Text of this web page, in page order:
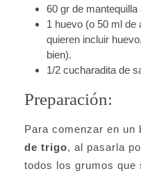
60 gr de
1 huevo (o 50 ml de
quieren incluir
bien).
1/2 cucharadita de
Preparación:
Para comenzar en un
de trigo, al pasarla
todos los grumos que